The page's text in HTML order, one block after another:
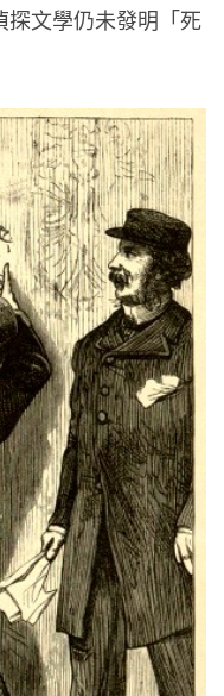
探文學仍未發明「死